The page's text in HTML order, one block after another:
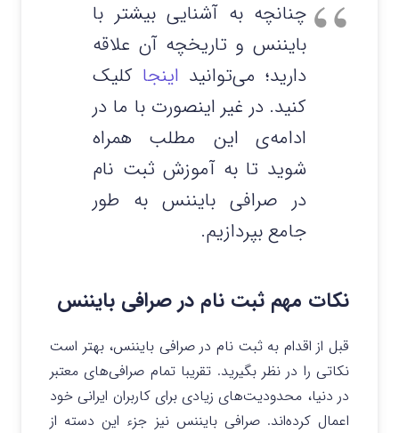
چنانچه به آشنایی بیشتر با
بایننس و تاریخچه آن علاقه
دارید؛ می‌توانید اینجا کلیک
کنید. در غیر اینصورت با ما در
ادامه‌ی این مطلب همراه
شوید تا به آموزش ثبت نام
در صرافی بایننس به طور
جامع بپردازیم.
نکات مهم ثبت نام در صرافی بایننس
قبل از اقدام به ثبت نام در صرافی بایننس، بهتر است
نکاتی را در نظر بگیرید. تقریبا تمام صرافی‌های معتبر
در دنیا، محدودیت‌های زیادی برای کاربران ایرانی خود
اعمال کرده‌اند. صرافی بایننس نیز جزء این دسته از